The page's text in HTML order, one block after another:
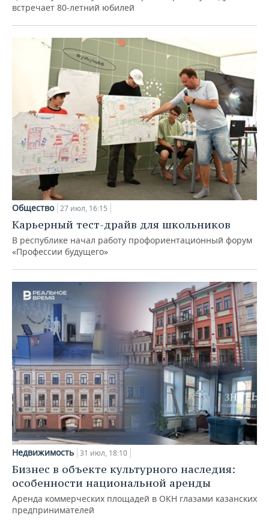
встречает 80-летний юбилей
Общество 27 июл, 16:15
Карьерный тест-драйв для школьников
В республике начал работу профориентационный форум
«Профессии будущего»
Недвижимость 31 июл, 18:10
Бизнес в объекте культурного наследия:
особенности национальной аренды
Аренда коммерческих площадей в ОКН глазами казанских
предпринимателей